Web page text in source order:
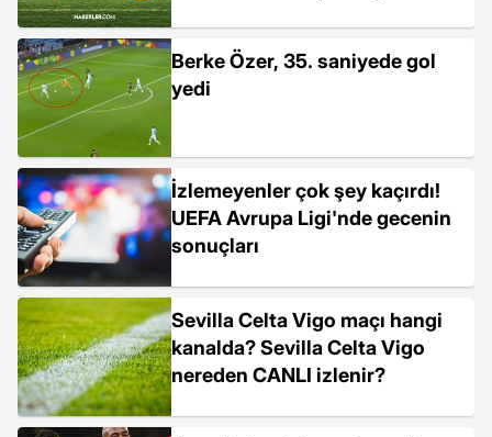
Berke Özer, 35. saniyede gol
yedi
İzlemeyenler çok şey kaçırdı!
UEFA Avrupa Ligi'nde gecenin
sonuçları
Sevilla Celta Vigo maçı hangi
kanalda? Sevilla Celta Vigo
nereden CANLI izlenir?